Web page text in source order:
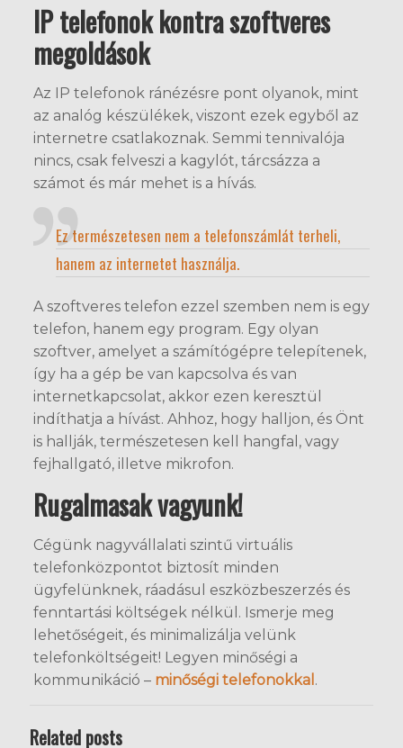
IP telefonok kontra szoftveres
megoldások
Az IP telefonok ránézésre pont olyanok, mint
az analóg készülékek, viszont ezek egyből az
internetre csatlakoznak. Semmi tennivalója
nincs, csak felveszi a kagylót, tárcsázza a
számot és már mehet is a hívás.
Ez természetesen nem a telefonszámlát terheli,
hanem az internetet használja.
A szoftveres telefon ezzel szemben nem is egy
telefon, hanem egy program. Egy olyan
szoftver, amelyet a számítógépre telepítenek,
így ha a gép be van kapcsolva és van
internetkapcsolat, akkor ezen keresztül
indíthatja a hívást. Ahhoz, hogy halljon, és Önt
is hallják, természetesen kell hangfal, vagy
fejhallgató, illetve mikrofon.
Rugalmasak vagyunk!
Cégünk nagyvállalati szintű virtuális
telefonközpontot biztosít minden
ügyfelünknek, ráadásul eszközbeszerzés és
fenntartási költségek nélkül. Ismerje meg
lehetőségeit, és minimalizálja velünk
telefonköltségeit! Legyen minőségi a
kommunikáció – minőségi telefonokkal .
Related posts